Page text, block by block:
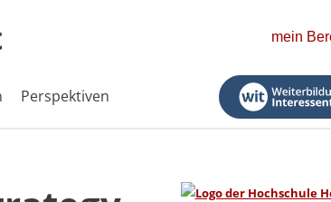
mein
Perspektiven